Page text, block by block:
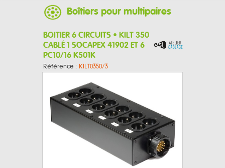
Boîtiers pour multipaires
BOITIER 6 CIRCUITS • KILT 350
CABLÉ 1 SOCAPEX 41902 ET 6
PC10/16 K501K
Référence : KILT0350/3